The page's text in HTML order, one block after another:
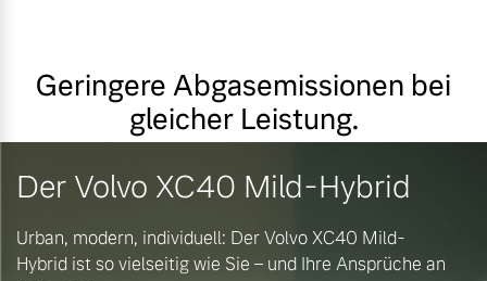
Geringere Abgasemissionen bei
gleicher Leistung.
Der Volvo XC40 Mild-Hybrid
Urban, modern, individuell: Der Volvo XC40 Mild-
Hybrid ist so vielseitig wie Sie – und Ihre Ansprüche an